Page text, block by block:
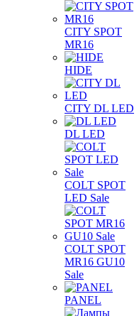
CITY SPOT
MR16
HIDE
CITY DL LED
DL LED
COLT SPOT
LED Sale
COLT SPOT
MR16 GU10
Sale
PANEL